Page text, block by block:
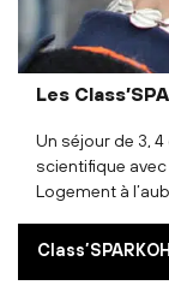
Les
Un séjour de 3,
scientifique
Logement à